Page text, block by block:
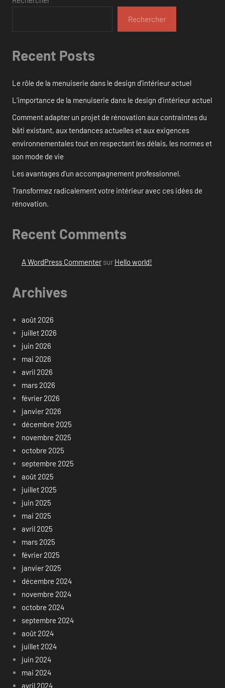
Rechercher
Recent Posts
Le rôle de la menuiserie dans le design d’intérieur actuel
L’importance de la menuiserie dans le design d’intérieur actuel
Comment adapter un projet de rénovation aux contraintes du
bâti existant, aux tendances actuelles et aux exigences
environnementales tout en respectant les délais, les normes et
son mode de vie
Les avantages d’un accompagnement professionnel.
Transformez radicalement votre intérieur avec ces idées de
rénovation.
Recent Comments
A WordPress Commentersur Hello world!
Archives
août 2026
juillet 2026
juin 2026
mai 2026
avril 2026
mars 2026
février 2026
janvier 2026
décembre 2025
novembre 2025
octobre 2025
septembre 2025
août 2025
juillet 2025
juin 2025
mai 2025
avril 2025
mars 2025
février 2025
janvier 2025
décembre 2024
novembre 2024
octobre 2024
septembre 2024
août 2024
juillet 2024
juin 2024
mai 2024
avril 2024